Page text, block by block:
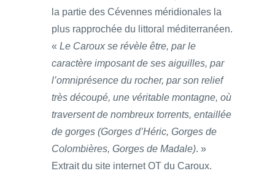
la partie des Cévennes méridionales la
plus rapprochée du littoral méditerranéen.
« Le Caroux se révèle être, par le
caractère imposant de ses aiguilles, par
l’omniprésence du rocher, par son relief
très découpé, une véritable montagne, où
traversent de nombreux torrents, entaillée
de gorges (Gorges d’Héric, Gorges de
Colombières, Gorges de Madale). »
Extrait du site internet OT du Caroux.